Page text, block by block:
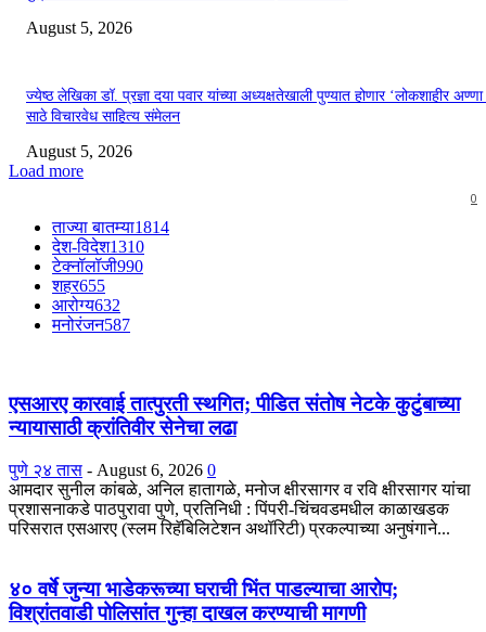
August 5, 2026
ज्येष्ठ लेखिका डॉ. प्रज्ञा दया पवार यांच्या अध्यक्षतेखाली पुण्यात होणार ‘लोकशाहीर
साठे विचारवेध साहित्य संमेलन
August 5, 2026
Load more
0
ताज्या बातम्या1814
देश-विदेश1310
टेक्नॉलॉजी990
शहर655
आरोग्य632
मनोरंजन587
एसआरए कारवाई तात्पुरती स्थगित; पीडित संतोष नेटके कुटुंबाच्या
न्यायासाठी क्रांतिवीर सेनेचा लढा
पुणे २४ तास - August 6, 2026 0
आमदार सुनील कांबळे, अनिल हातागळे, मनोज क्षीरसागर व रवि क्षीरसागर यांचा
प्रशासनाकडे पाठपुरावा पुणे, प्रतिनिधी : पिंपरी-चिंचवडमधील काळाखडक
परिसरात एसआरए (स्लम रिहॅबिलिटेशन अथॉरिटी) प्रकल्पाच्या अनुषंगाने...
४० वर्षे जुन्या भाडेकरूच्या घराची भिंत पाडल्याचा आरोप;
विश्रांतवाडी पोलिसांत गुन्हा दाखल करण्याची मागणी